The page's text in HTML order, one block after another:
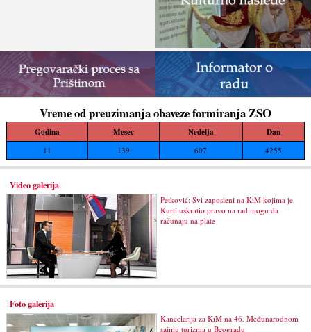
Vreme od preuzimanja obaveze formiranja ZSO
Godina Mesec Nedelja Dan
11 139 607 4255
Video galerija
Petković: Svi zaposleni na KiM kojima je
Kurti uskratio pravo na rad mogu da
računaju na plate
Foto galerija
Kancelarija za KiM na 46. Međunarodnom
sajmu turizma u Beogradu